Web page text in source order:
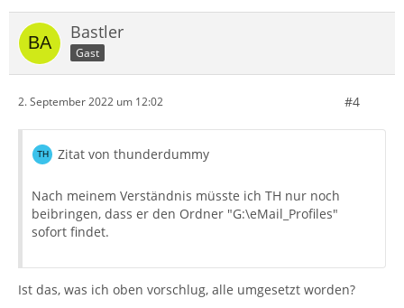
Bastler
Gast
2. September 2022 um 12:02 #4
Zitat von thunderdummy
Nach meinem Verständnis müsste ich TH nur noch
beibringen, dass er den Ordner "G:\eMail_Profiles"
sofort findet.
Ist das, was ich oben vorschlug, alle umgesetzt worden?